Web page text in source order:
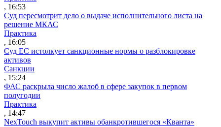
, 16:53
Суд пересмотрит дело о выдаче исполнительного листа на
решение МКАС
Практика
, 16:05
Суд ЕС истолкует санкционные нормы о разблокировке
активов
Санкции
, 15:24
ФАС раскрыла число жалоб в сфере закупок в первом
полугодии
Практика
, 14:47
NexTouch выкупит активы обанкротившегося «Кванта»